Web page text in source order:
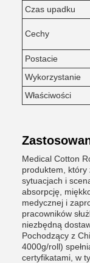
Czas upadku
Cechy
Postacie
Wykorzystanie
Właściwości
Medical Cotton
produktem, który
sytuacjach i
absorpcję,
medycznej i
pracowników
niezbędną
Pochodzący z
4000g/roll)
certyfikatami, w